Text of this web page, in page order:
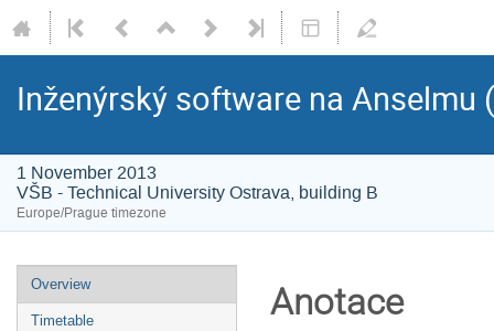
Inženýrský software na Anselmu
1 November 2013
VŠB - Technical University Ostrava, building B
Europe/Prague timezone
Event
menu
Overview
Timetable Anotace